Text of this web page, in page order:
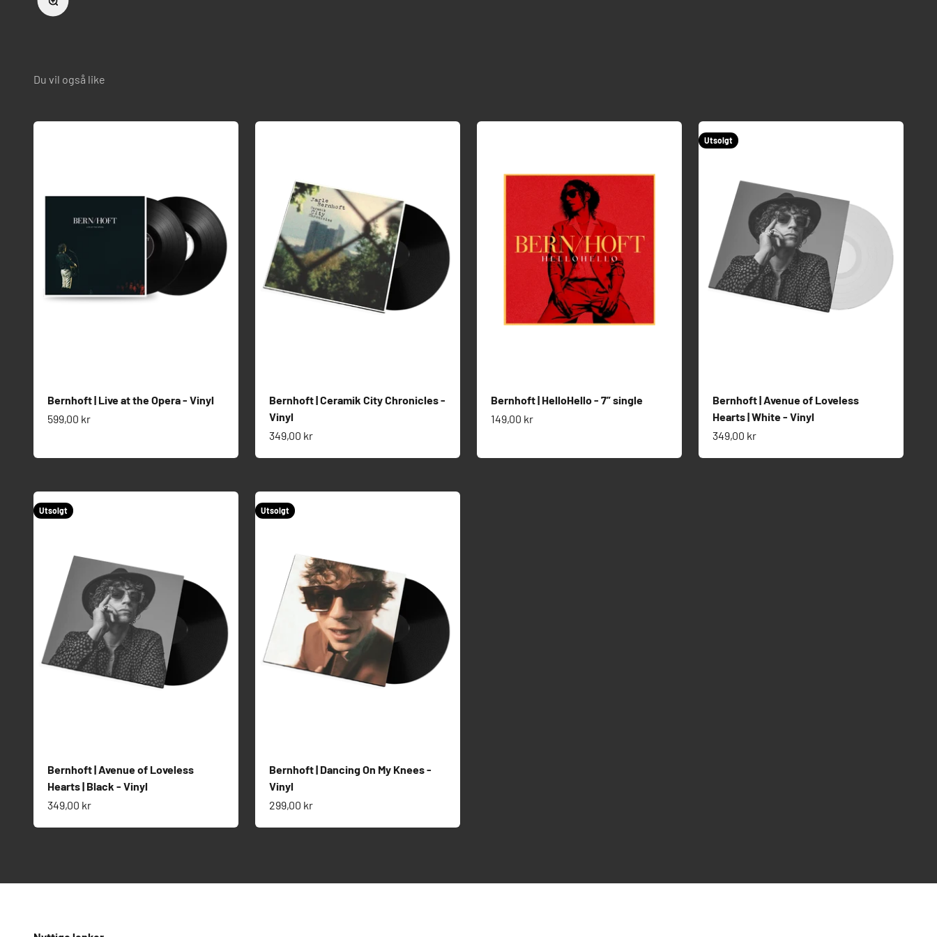
Bernhoft | Live at the Opera - Vinyl
Salgspris
599,00 kr
Bernhoft | Ceramik City Chronicles -
Vinyl
Salgspris
349,00 kr
Bernhoft | HelloHello - 7” single
Salgspris
149,00 kr
Utsolgt
Bernhoft | Avenue of Loveless
Hearts | White - Vinyl
Salgspris
349,00 kr
Utsolgt
Bernhoft | Avenue of Loveless
Hearts | Black - Vinyl
Salgspris
349,00 kr
Utsolgt
Bernhoft | Dancing On My Knees -
Vinyl
Salgspris
299,00 kr